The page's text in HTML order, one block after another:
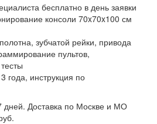
бесплатно в день заявки
консоли 70x70x100 см
зубчатой рейки, привода
пультов,
года, инструкция по
дней. Доставка по Москве и МО